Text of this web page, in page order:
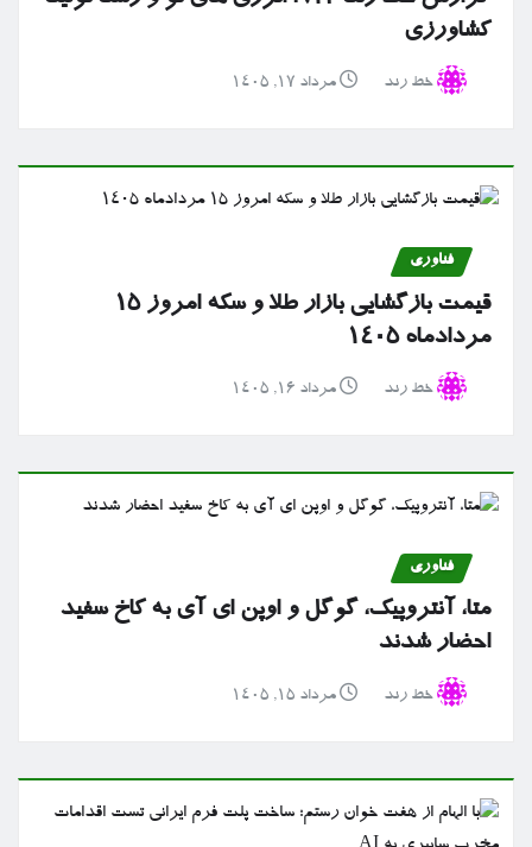
کشاورزی
خط رند مرداد ۱۷, ۱۴۰۵
فناوری
قیمت بازگشایی بازار طلا و سکه امروز ۱۵
مردادماه ۱۴۰۵
خط رند مرداد ۱۶, ۱۴۰۵
فناوری
متا، آنتروپیک، گوگل و اوپن ای آی به کاخ سفید
احضار شدند
خط رند مرداد ۱۵, ۱۴۰۵